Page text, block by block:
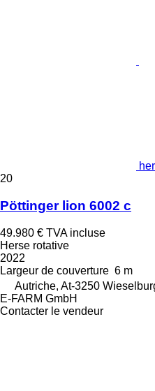
20
Pöttinger lion 6002 c
49.980 € TVA incluse
Herse rotative
2022
Largeur de couverture 6 m
Autriche, At-3250
E-FARM GmbH
Contacter le vendeur